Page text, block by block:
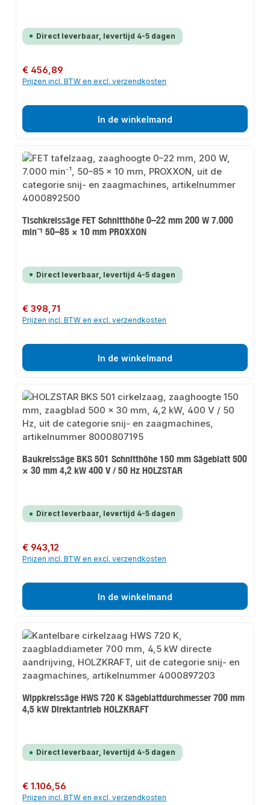
Direct leverbaar, levertijd 4-5 dagen
Normale prijs:
€ 456,89
Prijzen incl. BTW en excl. verzendkosten
In de winkelmand
Tischkreissäge FET Schnitthöhe 0–22 mm 200 W 7.000
min⁻¹ 50–85 × 10 mm PROXXON
Direct leverbaar, levertijd 4-5 dagen
Normale prijs:
€ 398,71
Prijzen incl. BTW en excl. verzendkosten
In de winkelmand
Baukreissäge BKS 501 Schnitthöhe 150 mm Sägeblatt 500
× 30 mm 4,2 kW 400 V / 50 Hz HOLZSTAR
Direct leverbaar, levertijd 4-5 dagen
Normale prijs:
€ 943,12
Prijzen incl. BTW en excl. verzendkosten
In de winkelmand
Wippkreissäge HWS 720 K Sägeblattdurchmesser 700 mm
4,5 kW Direktantrieb HOLZKRAFT
Direct leverbaar, levertijd 4-5 dagen
Normale prijs:
€ 1.106,56
Prijzen incl. BTW en excl. verzendkosten